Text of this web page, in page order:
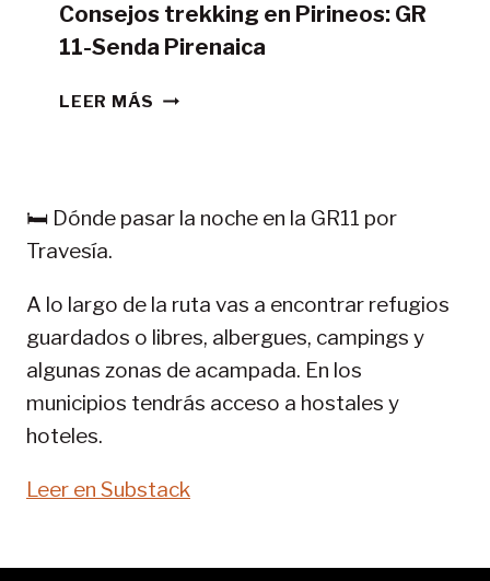
Consejos trekking en Pirineos: GR
11-Senda Pirenaica
LEER MÁS CONSEJOS
11-
🛏️ Dónde pasar la noche en la GR11 por
Travesía.
A lo largo de la ruta vas a encontrar refugios
guardados o libres, albergues, campings y
algunas zonas de acampada. En los
municipios tendrás acceso a hostales y
hoteles.
Leer en Substack